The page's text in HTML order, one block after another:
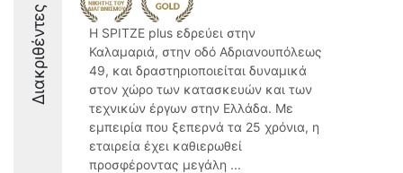
Διακριθέντες
Η SPITZE plus εδρεύει στην
Καλαμαριά, στην οδό Αδριανουπόλεως
49, και δραστηριοποιείται δυναμικά
στον χώρο των κατασκευών και των
τεχνικών έργων στην Ελλάδα. Με
εμπειρία που ξεπερνά τα 25 χρόνια, η
εταιρεία έχει καθιερωθεί
προσφέροντας μεγάλη ...